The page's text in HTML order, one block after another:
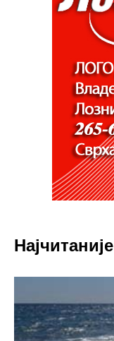
Најчитаније